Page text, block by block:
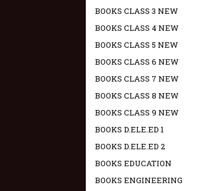
BOOKS CLASS 3 NEW
BOOKS CLASS 4 NEW
BOOKS CLASS 5 NEW
BOOKS CLASS 6 NEW
BOOKS CLASS 7 NEW
BOOKS CLASS 8 NEW
BOOKS CLASS 9 NEW
BOOKS D.ELE.ED 1
BOOKS D.ELE.ED 2
BOOKS EDUCATION
BOOKS ENGINEERING